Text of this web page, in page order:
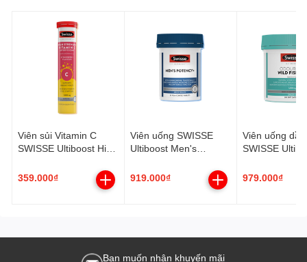
Viên sủi Vitamin C
SWISSE Ultiboost High
Effervescent (Hộp 20
359.000₫
Viên uống SWISSE
Ultiboost Men's
khỏe sinh sản Nam
919.000₫
Viên uống
SWISSE
Oil 1000mg
979.000₫
Bạn muốn nhận khuyến mãi